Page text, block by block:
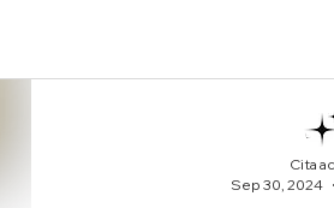
Cita
Sep 30, 2024